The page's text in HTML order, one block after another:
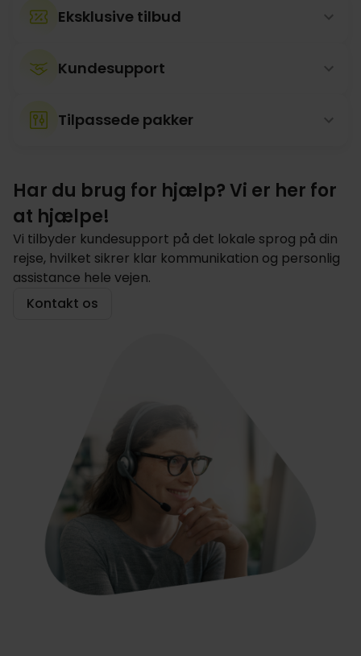
Eksklusive tilbud
Kundesupport
Tilpassede pakker
Har du brug for hjælp? Vi er her for
at hjælpe!
Vi tilbyder kundesupport på det lokale sprog på din
rejse, hvilket sikrer klar kommunikation og personlig
assistance hele vejen.
Kontakt os